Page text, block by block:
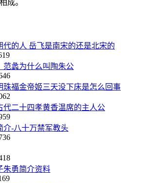
成。
代的人 岳飞是南宋的还是北宋的
范蠡为什么叫陶朱公
珠福金帝姬三天没下床是怎么回事
二十四孝黄香温席的主人公
介-八十万禁军教头
朱勇简介资料